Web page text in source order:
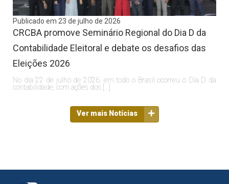
Publicado em 23 de julho de 2026
CRCBA promove Seminário Regional do Dia D da
Contabilidade Eleitoral e debate os desafios das
Eleições 2026
No dia 22 de julho de 2026, em todo o Brasil ocorreu o Dia D da
contabilidade, com ações dos […]
Ver mais Notícias